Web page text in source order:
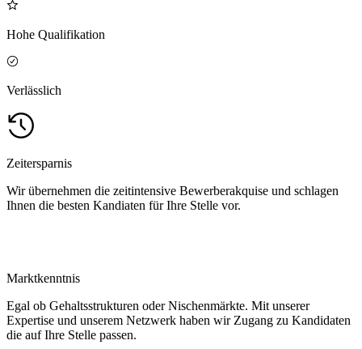
Hohe Qualifikation
Verlässlich
Zeitersparnis
Wir übernehmen die zeitintensive Bewerberakquise und schlagen
Ihnen die besten Kandiaten für Ihre Stelle vor.
Marktkenntnis
Egal ob Gehaltsstrukturen oder Nischenmärkte. Mit unserer
Expertise und unserem Netzwerk haben wir Zugang zu Kandidaten
die auf Ihre Stelle passen.